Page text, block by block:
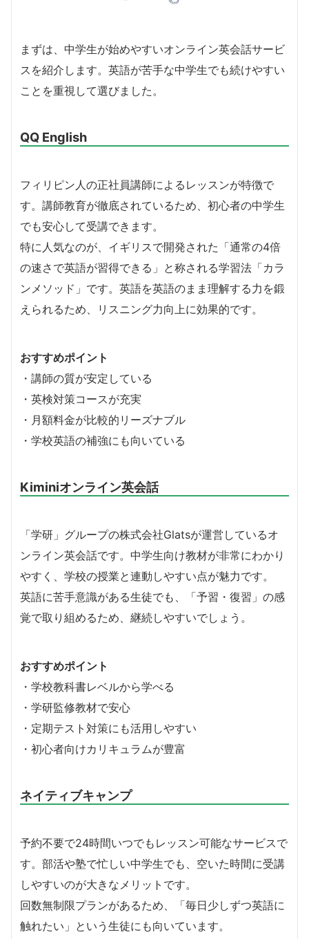
まずは、中学生が始めやすいオンライン英会話サービ
スを紹介します。英語が苦手な中学生でも続けやすい
ことを重視して選びました。
QQ English
フィリピン人の正社員講師によるレッスンが特徴で
す。講師教育が徹底されているため、初心者の中学生
でも安心して受講できます。
特に人気なのが、イギリスで開発された「通常の4倍
の速さで英語が習得できる」と称される学習法「カラ
ンメソッド」です。英語を英語のまま理解する力を鍛
えられるため、リスニング力向上に効果的です。
おすすめポイント
・講師の質が安定している
・英検対策コースが充実
・月額料金が比較的リーズナブル
・学校英語の補強にも向いている
Kiminiオンライン英会話
「学研」グループの株式会社Glatsが運営しているオ
ンライン英会話です。中学生向け教材が非常にわかり
やすく、学校の授業と連動しやすい点が魅力です。
英語に苦手意識がある生徒でも、「予習・復習」の感
覚で取り組めるため、継続しやすいでしょう。
おすすめポイント
・学校教科書レベルから学べる
・学研監修教材で安心
・定期テスト対策にも活用しやすい
・初心者向けカリキュラムが豊富
ネイティブキャンプ
予約不要で24時間いつでもレッスン可能なサービスで
す。部活や塾で忙しい中学生でも、空いた時間に受講
しやすいのが大きなメリットです。
回数無制限プランがあるため、「毎日少しずつ英語に
触れたい」という生徒にも向いています。